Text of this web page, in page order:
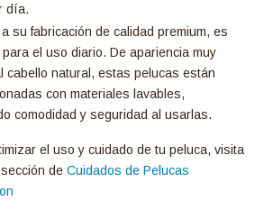
día.
su fabricación de calidad premium, es
el uso diario. De apariencia muy
cabello natural, estas pelucas están
con materiales lavables,
comodidad y seguridad al usarlas.
el uso y cuidado de tu peluca, visita
de Cuidados de Pelucas